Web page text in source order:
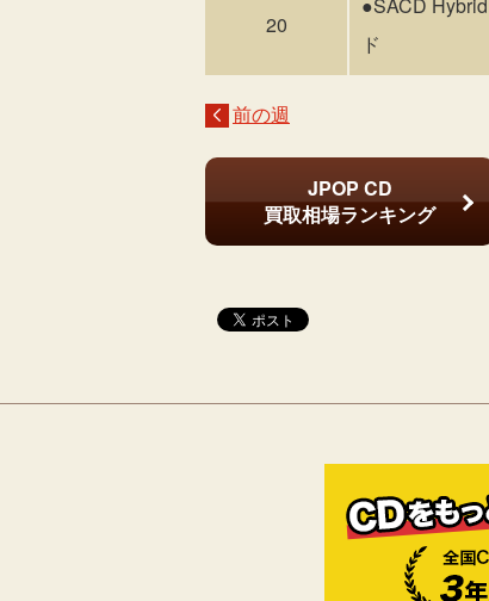
20
ド
前の週
JPOP CD
買取相場ランキング